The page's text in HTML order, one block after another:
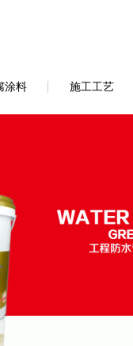
涂料 施工工艺